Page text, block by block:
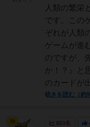
人類の繁栄
です。この
ぞれが人類
ゲームが進
のですが、
か！？』と
のカードが
続きを読む（約9
653名
神